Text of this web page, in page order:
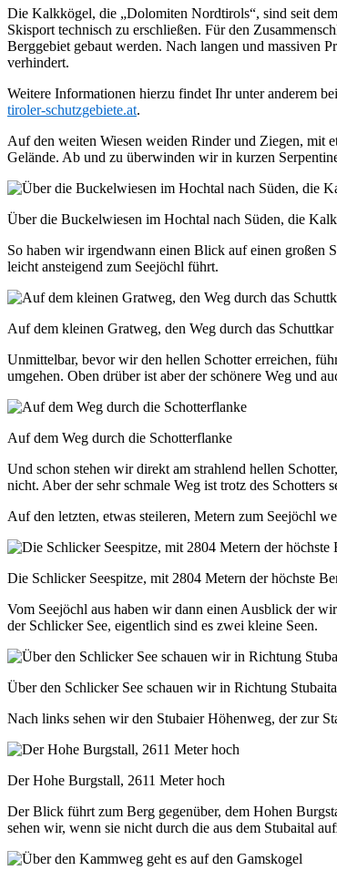
Die Kalkkögel, die „Dolomiten Nordtirols“, sind seit
Skisport technisch zu erschließen. Für den
Berggebiet gebaut werden. Nach langen und massiven
verhindert.
Weitere Informationen hierzu findet Ihr unter anderem
tiroler-schutzgebiete.at.
Auf den weiten Wiesen weiden Rinder und Ziegen, mit
Gelände. Ab und zu überwinden wir in kurzen
Über die Buckelwiesen im Hochtal nach Süden, die
So haben wir irgendwann einen Blick auf einen großen
leicht ansteigend zum Seejöchl führt.
Auf dem kleinen Gratweg, den Weg durch das
Unmittelbar, bevor wir den hellen Schotter erreichen,
umgehen. Oben drüber ist aber der schönere Weg und
Auf dem Weg durch die Schotterflanke
Und schon stehen wir direkt am strahlend hellen
nicht. Aber der sehr schmale Weg ist trotz des Schotters
Auf den letzten, etwas steileren, Metern zum Seejöchl
Die Schlicker Seespitze, mit 2804 Metern der höchste
Vom Seejöchl aus haben wir dann einen Ausblick der
der Schlicker See, eigentlich sind es zwei kleine Seen.
Über den Schlicker See schauen wir in Richtung
Nach links sehen wir den Stubaier Höhenweg, der zur
Der Hohe Burgstall, 2611 Meter hoch
Der Blick führt zum Berg gegenüber, dem Hohen
sehen wir, wenn sie nicht durch die aus dem Stubaital